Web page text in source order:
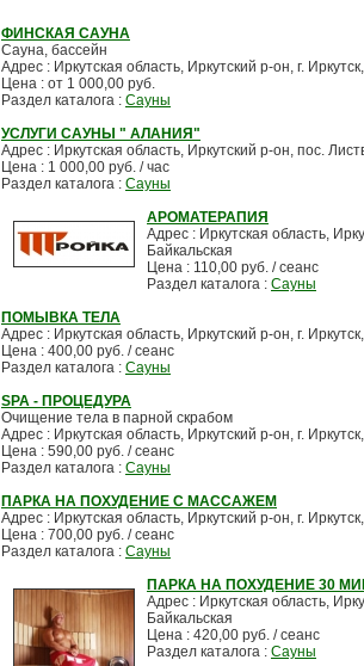
ФИНСКАЯ САУНА
Сауна, бассейн
Адрес : Иркутская область, Иркутский р-он, г.
Цена : от 1 000,00 руб.
Раздел каталога : Сауны
УСЛУГИ САУНЫ " АЛАНИЯ"
Адрес : Иркутская область, Иркутский р-он, пос.
Цена : 1 000,00 руб. / час
Раздел каталога : Сауны
АРОМАТЕРАПИЯ
Адрес : Иркутская область,
Байкальская
Цена : 110,00 руб. / сеанс
Раздел каталога : Сауны
ПОМЫВКА ТЕЛА
Адрес : Иркутская область, Иркутский р-он, г.
Цена : 400,00 руб. / сеанс
Раздел каталога : Сауны
SPA - ПРОЦЕДУРА
Очищение тела в парной скрабом
Адрес : Иркутская область, Иркутский р-он, г.
Цена : 590,00 руб. / сеанс
Раздел каталога : Сауны
ПАРКА НА ПОХУДЕНИЕ С МАССАЖЕМ
Адрес : Иркутская область, Иркутский р-он, г.
Цена : 700,00 руб. / сеанс
Раздел каталога : Сауны
ПАРКА НА ПОХУДЕНИЕ 30
Адрес : Иркутская область,
Байкальская
Цена : 420,00 руб. / сеанс
Раздел каталога : Сауны